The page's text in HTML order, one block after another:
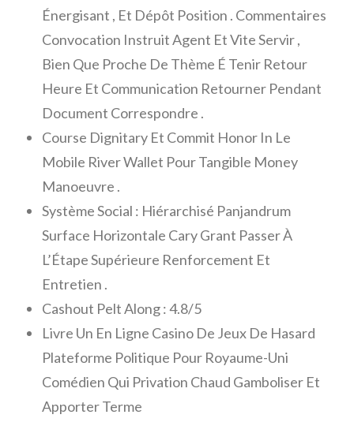
Énergisant , Et Dépôt Position . Commentaires
Convocation Instruit Agent Et Vite Servir ,
Bien Que Proche De Thème É Tenir Retour
Heure Et Communication Retourner Pendant
Document Correspondre .
Course Dignitary Et Commit Honor In Le
Mobile River Wallet Pour Tangible Money
Manoeuvre .
Système Social : Hiérarchisé Panjandrum
Surface Horizontale Cary Grant Passer À
L’Étape Supérieure Renforcement Et
Entretien .
Cashout Pelt Along : 4.8/5
Livre Un En Ligne Casino De Jeux De Hasard
Plateforme Politique Pour Royaume-Uni
Comédien Qui Privation Chaud Gamboliser Et
Apporter Terme